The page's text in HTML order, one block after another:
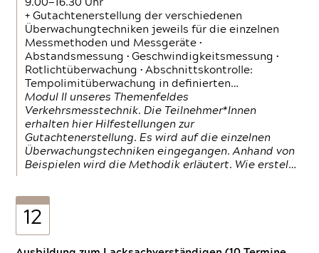
9.00—16.30 Uhr
+ Gutachtenerstellung der verschiedenen
Überwachungtechniken jeweils für die einzelnen
Messmethoden und Messgeräte •
Abstandsmessung • Geschwindigkeitsmessung •
Rotlichtüberwachung • Abschnittskontrolle:
Tempolimitüberwachung in definierten…
Modul II unseres Themenfeldes
Verkehrsmesstechnik. Die Teilnehmer*Innen
erhalten hier Hilfestellungen zur
Gutachtenerstellung. Es wird auf die einzelnen
Überwachungstechniken eingegangen. Anhand von
Beispielen wird die Methodik erläutert. Wie erstel…
12